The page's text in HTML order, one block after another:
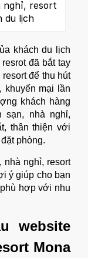
nghỉ, resort
du lịch
khách du lịch
đã bắt tay
để thu hút
khuyến mại lần
khách hàng
sạn, nhà nghỉ,
thân thiện với
phòng.
nhà nghỉ, resort
ý giúp cho bạn
phù hợp với nhu
website
Mona